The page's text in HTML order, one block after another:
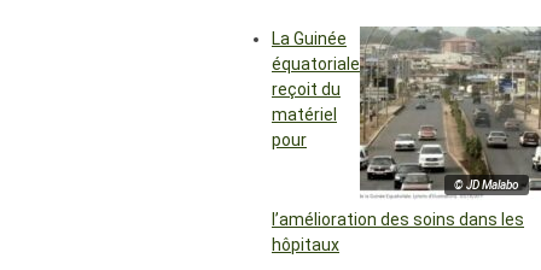
© JD Malabo
La Guinée
équatoriale
reçoit du
matériel
pour
l’amélioration des soins dans les
hôpitaux